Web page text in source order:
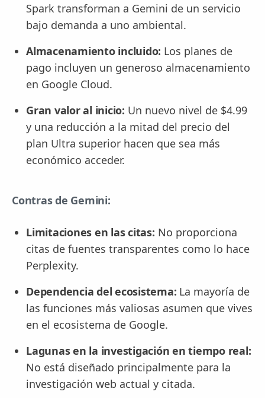
Spark transforman a Gemini de un servicio
bajo demanda a uno ambiental.
Almacenamiento incluido: Los planes de
pago incluyen un generoso almacenamiento
en Google Cloud.
Gran valor al inicio: Un nuevo nivel de $4.99
y una reducción a la mitad del precio del
plan Ultra superior hacen que sea más
económico acceder.
Contras de Gemini:
Limitaciones en las citas: No proporciona
citas de fuentes transparentes como lo hace
Perplexity.
Dependencia del ecosistema: La mayoría de
las funciones más valiosas asumen que vives
en el ecosistema de Google.
Lagunas en la investigación en tiempo real:
No está diseñado principalmente para la
investigación web actual y citada.